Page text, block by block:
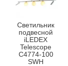
Светильник
подвесной
iLEDEX
Telescope
C4774-100
SWH